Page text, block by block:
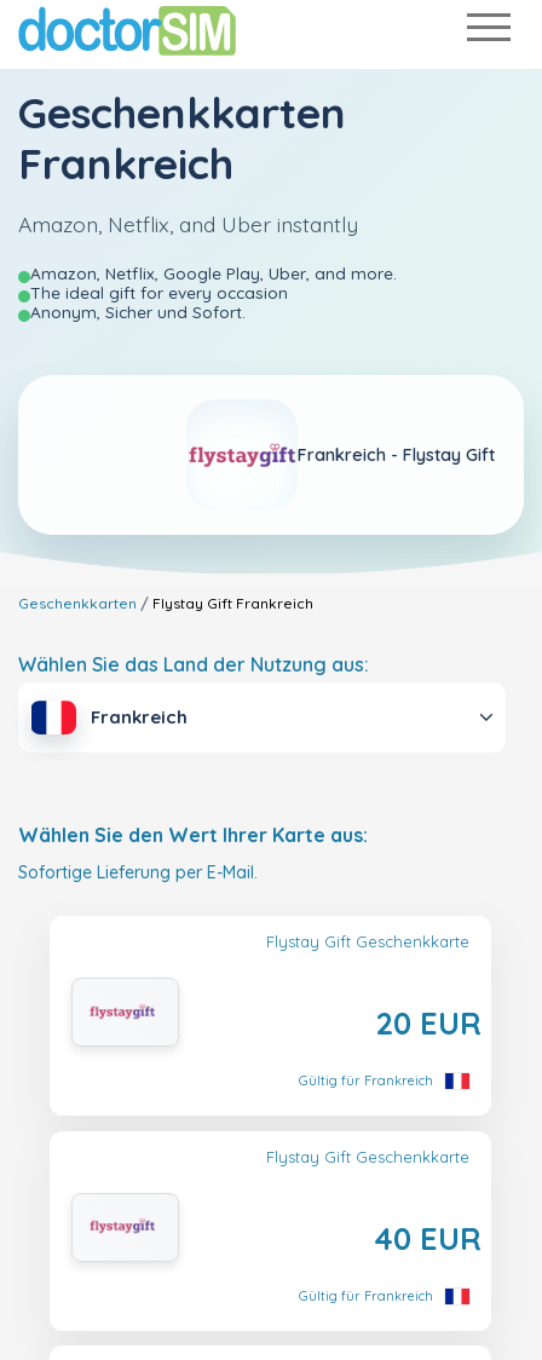
Geschenkkarten
Frankreich
Amazon, Netflix, and Uber instantly
Amazon, Netflix, Google Play, Uber, and more.
The ideal gift for every occasion
Anonym, Sicher und Sofort.
Frankreich - Flystay Gift
Geschenkkarten Flystay Gift Frankreich
Wählen Sie das Land der Nutzung aus:
Frankreich
Wählen Sie den Wert Ihrer Karte aus:
Sofortige Lieferung per E-Mail.
Flystay Gift Geschenkkarte
20 EUR
Gültig für Frankreich
Flystay Gift Geschenkkarte
40 EUR
Gültig für Frankreich